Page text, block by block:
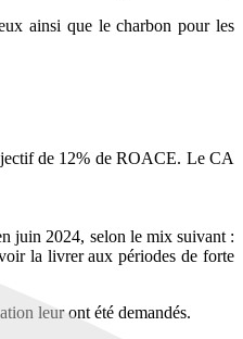
ainsi que le charbon pour les
de 12% de ROACE. Le CA
juin 2024, selon le mix suivant :
la livrer aux périodes de forte
leur ont été demandés.